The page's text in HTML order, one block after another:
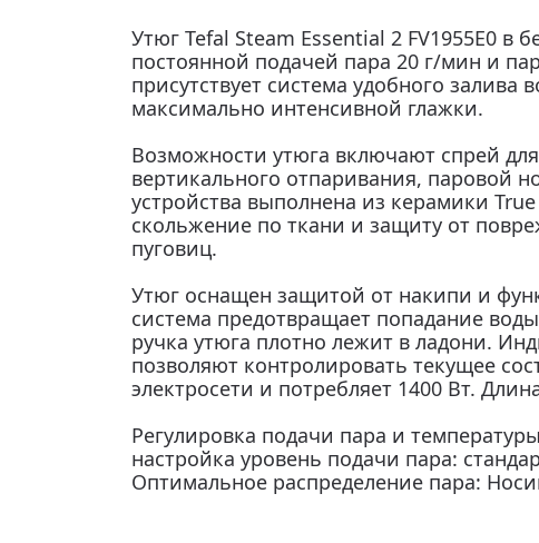
Утюг Tefal Steam Essential 2 FV1955E0 в
постоянной подачей пара 20 г/мин и
присутствует система удобного
максимально интенсивной глажки.
Возможности утюга включают спрей
вертикального отпаривания, паровой
устройства выполнена из керамики
скольжение по ткани и защиту от
пуговиц.
Утюг оснащен защитой от накипи и
система предотвращает попадание
ручка утюга плотно лежит в ладони.
позволяют контролировать текущее
электросети и потребляет 1400 Вт.
Регулировка подачи пара и
настройка уровень подачи пара:
Оптимальное распределение пара: